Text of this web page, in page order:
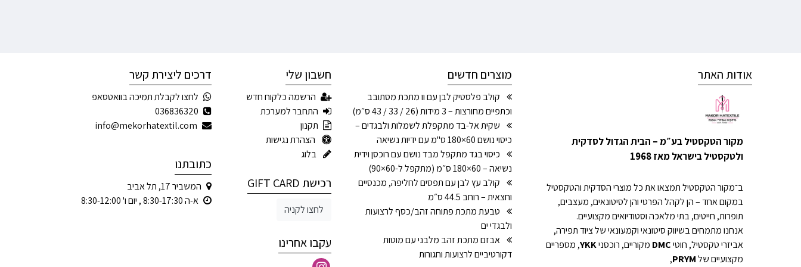
אודות האתר
מקור הטקסטיל בע״מ – הבית הגדול לסדקית
ולטקסטיל בישראל מאז 1968
ב־מקור הטקסטיל תמצאו את כל מוצרי הסדקית והטקסטיל
במקום אחד – הן לקהל הפרטי והן לסיטונאים, מעצבים,
תופרות, חייטים, בתי מלאכה וסטודיואים מקצועיים.
אנחנו מתמחים בשיווק סיטונאי וקמעונאי של ציוד תפירה,
אביזרי טקסטיל, חוטיDMC מקוריים, רוכסניYKK, מספריים
מקצועיים שלPRYM
,
מוצרים חדשים
קולב פלסטיק לבן עם וו מתכת מסתובב
וכתפיים מחורצות – 3 מידות (26 / 33 / 43 ס״מ)
שקית אל-בד מתקפלת לשמלות ולבגדים –
כיסוי נושם 60×180 ס"מ עם ידיות נשיאה
כיסוי בגד מתקפל מבד נושם עם רוכסן וידית
נשיאה – 60×180 ס״מ (מתקפל ל-60×90)
קולב עץ לבן עם תפסים לחליפה, מכנסיים
וחצאית – רוחב 44.5 ס״מ
טבעת מתכת פתוחה זהב/כסף לרצועות
ולבגדי ים
אבזם מתכת זהב מלבני עם מוטות
דקורטיביים לרצועות וחגורות
חשבון שלי
הרשמה כלקוח חדש
התחבר למערכת
תקנון
הצהרת נגישות
בלוג
רכישת GIFT CARD
לחצו לקניה
עקבו אחרינו
דרכים ליצירת קשר
לחצו לקבלת תמיכה בוואטסאפ
036836320
info@mekorhatextil.com
כתובתנו
המשביר 17, תל אביב
א-ה 8:30-17:30 , יום ו' 8:30-12:00